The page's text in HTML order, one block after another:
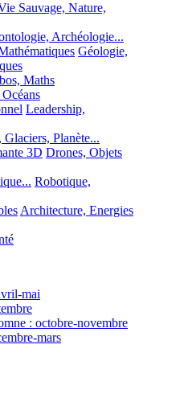
Sauvage, Nature,
Archéologie...
Géologie,
Maths
Leadership,
Glaciers, Planète...
3D Drones, Objets
Robotique,
Architecture, Energies
mai
: octobre-novembre
mars